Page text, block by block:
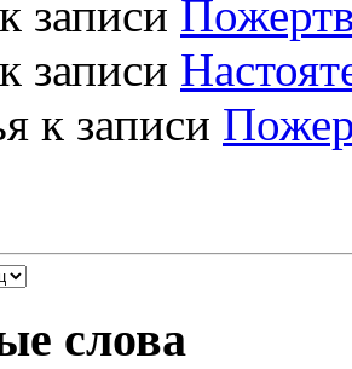
к записи
к записи
к записи
слова